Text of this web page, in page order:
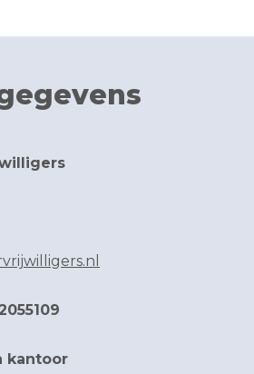
kantoor